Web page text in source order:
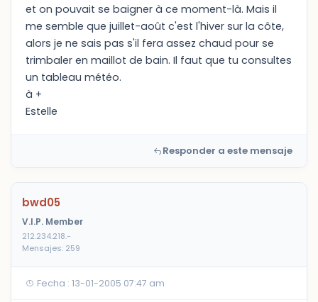
et on pouvait se baigner à ce moment-là. Mais il
me semble que juillet-août c'est l'hiver sur la côte,
alors je ne sais pas s'il fera assez chaud pour se
trimbaler en maillot de bain. Il faut que tu consultes
un tableau météo.
à +
Estelle
Responder a este mensaje
bwd05
V.I.P. Member
212.234.218.-
Mensajes: 259
Fecha : 13-01-2005 07:47 am